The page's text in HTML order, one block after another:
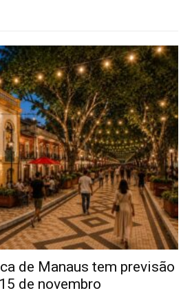
de Manaus tem previsão
de novembro